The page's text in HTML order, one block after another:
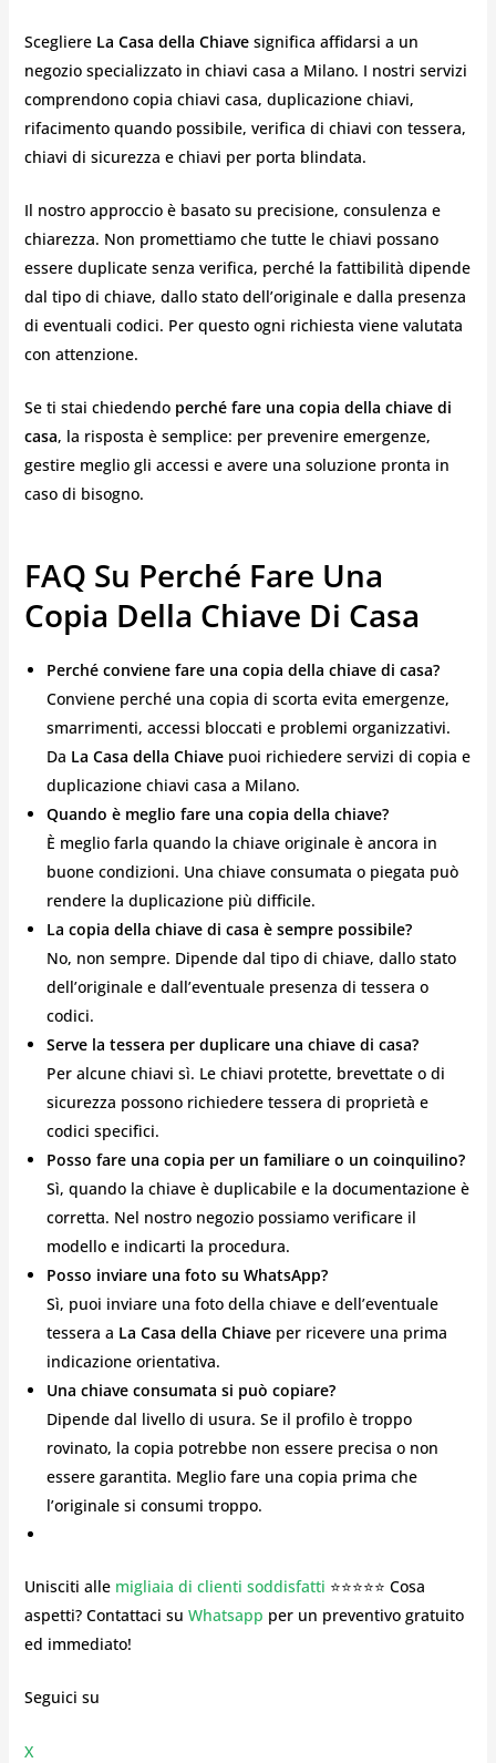
Scegliere La Casa della Chiavesignifica affidarsi a un
negozio specializzato in chiavi casa a Milano. I nostri servizi
comprendono copia chiavi casa, duplicazione chiavi,
rifacimento quando possibile, verifica di chiavi con tessera,
chiavi di sicurezza e chiavi per porta blindata.
Il nostro approccio è basato su precisione, consulenza e
chiarezza. Non promettiamo che tutte le chiavi possano
essere duplicate senza verifica, perché la fattibilità dipende
dal tipo di chiave, dallo stato dell’originale e dalla presenza
di eventuali codici. Per questo ogni richiesta viene valutata
con attenzione.
Se ti stai chiedendo perché fare una copia della chiave di
casa, la risposta è semplice: per prevenire emergenze,
gestire meglio gli accessi e avere una soluzione pronta in
caso di bisogno.
FAQ Su Perché Fare Una
Copia Della Chiave Di Casa
Perché conviene fare una copia della chiave di casa?
Conviene perché una copia di scorta evita emergenze,
smarrimenti, accessi bloccati e problemi organizzativi.
Da La Casa della Chiavepuoi richiedere servizi di copia e
duplicazione chiavi casa a Milano.
Quando è meglio fare una copia della chiave?
È meglio farla quando la chiave originale è ancora in
buone condizioni. Una chiave consumata o piegata può
rendere la duplicazione più difficile.
La copia della chiave di casa è sempre possibile?
No, non sempre. Dipende dal tipo di chiave, dallo stato
dell’originale e dall’eventuale presenza di tessera o
codici.
Serve la tessera per duplicare una chiave di casa?
Per alcune chiavi sì. Le chiavi protette, brevettate o di
sicurezza possono richiedere tessera di proprietà e
codici specifici.
Posso fare una copia per un familiare o un coinquilino?
Sì, quando la chiave è duplicabile e la documentazione è
corretta. Nel nostro negozio possiamo verificare il
modello e indicarti la procedura.
Posso inviare una foto su WhatsApp?
Sì, puoi inviare una foto della chiave e dell’eventuale
tessera a La Casa della Chiaveper ricevere una prima
indicazione orientativa.
Una chiave consumata si può copiare?
Dipende dal livello di usura. Se il profilo è troppo
rovinato, la copia potrebbe non essere precisa o non
essere garantita. Meglio fare una copia prima che
l’originale si consumi troppo.
Unisciti alle migliaia di clienti soddisfatti ⭐⭐⭐⭐⭐ Cosa
aspetti? Contattaci su Whatsapp per un preventivo gratuito
ed immediato!
Seguici su
X